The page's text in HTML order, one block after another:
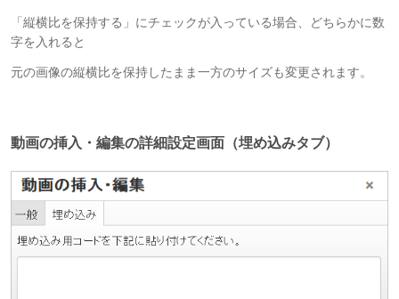
「縦横比を保持する」にチェックが入っている場合、どちらかに数
字を入れると
元の画像の縦横比を保持したまま一方のサイズも変更されます。
動画の挿入・編集の詳細設定画面（埋め込みタブ）